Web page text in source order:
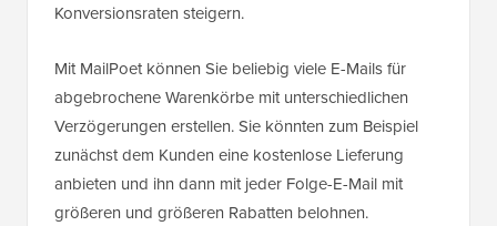
Konversionsraten steigern.
Mit MailPoet können Sie beliebig viele E-Mails für
abgebrochene Warenkörbe mit unterschiedlichen
Verzögerungen erstellen. Sie könnten zum Beispiel
zunächst dem Kunden eine kostenlose Lieferung
anbieten und ihn dann mit jeder Folge-E-Mail mit
größeren und größeren Rabatten belohnen.